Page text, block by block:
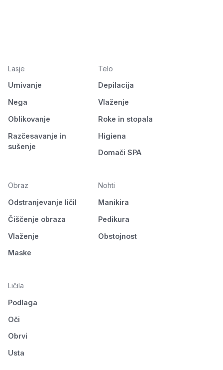
Lasje
Umivanje
Nega
Oblikovanje
Razčesavanje in
sušenje
Telo
Depilacija
Vlaženje
Roke in stopala
Higiena
Domači SPA
Obraz
Odstranjevanje ličil
Čiščenje obraza
Vlaženje
Maske
Nohti
Manikira
Pedikura
Obstojnost
Ličila
Podlaga
Oči
Obrvi
Usta